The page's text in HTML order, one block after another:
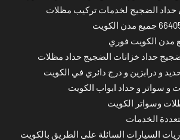
حداد الضجيج لخدمات تركيب مظلات
مدن الكويت فوري
حداد خزانات الضجيج حداد مظلات
و درابزين و درج دائري في الكويت
و سواتر و حداد ابواب الكويت
وسواتر الكويت
الخدمات
السيارات السائلة على الطريق بالكويت